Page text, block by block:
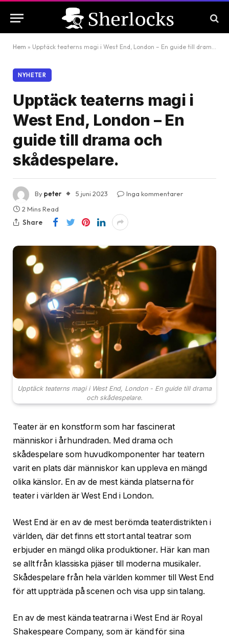
Hem » Upptäck teaterns magi i West End, London – En guide till drama och skådespelare.
NYHETER
Upptäck teaterns magi i
West End, London – En
guide till drama och
skådespelare.
Bypeter 5 juni 2023
Inga kommentarer
2 Mins Read
Share
Upptäck teaterns magi i West End, London - En guide till drama
och skådespelare.
Teater är en konstform som har fascinerat
människor i århundraden. Med drama och
skådespelare som huvudkomponenter har teatern
varit en plats där människor kan uppleva en mängd
olika känslor. En av de mest kända platserna för
teater i världen är West End i London.
West End är en av de mest berömda teaterdistrikten i
världen, där det finns ett stort antal teatrar som
erbjuder en mängd olika produktioner. Här kan man
se allt från klassiska pjäser till moderna musikaler.
Skådespelare från hela världen kommer till West End
för att uppträda på scenen och visa upp sin talang.
En av de mest kända teatrarna i West End är Royal
Shakespeare Company, som är känd för sina